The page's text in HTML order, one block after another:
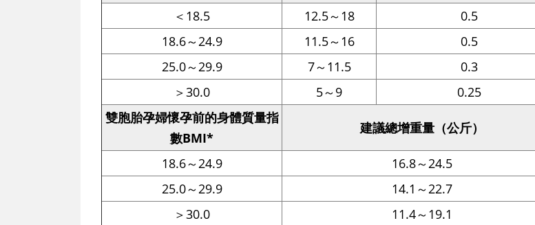
＜18.5
12.5～18
0.5
18.6～24.9
11.5～16
0.5
25.0～29.9
7～11.5
0.3
＞30.0
5～9
0.25
雙胞胎孕婦懷孕前的身體質量指
數BMI*
建議總增重量（公斤）
18.6～24.9
16.8～24.5
25.0～29.9
14.1～22.7
＞30.0
11.4～19.1